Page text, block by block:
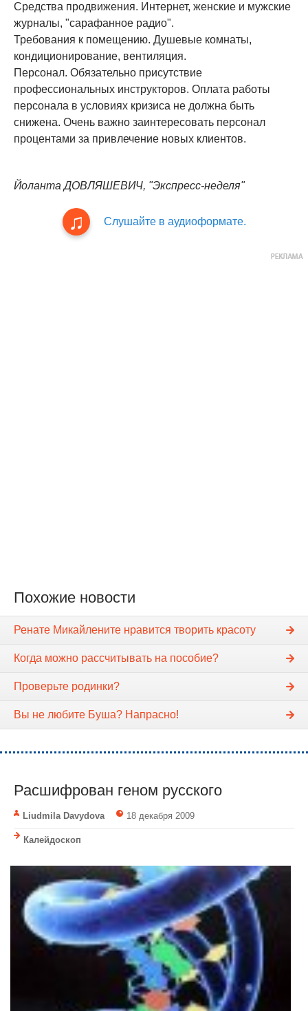
Средства продвижения. Интернет, женские и мужские
журналы, "сарафанное радио".
Требования к помещению. Душевые комнаты,
кондиционирование, вентиляция.
Персонал. Обязательно присутствие
профессиональных инструкторов. Оплата работы
персонала в условиях кризиса не должна быть
снижена. Очень важно заинтересовать персонал
процентами за привлечение новых клиентов.
Йоланта ДОВЛЯШЕВИЧ, "Экспресс-неделя"
Слушайте в аудиоформате.
Похожие новости
Ренате Микайлените нравится творить красоту
Когда можно рассчитывать на пособие?
Проверьте родинки?
Вы не любите Буша? Напрасно!
Расшифрован геном русского
Liudmila Davydova 18 декабря 2009
Калейдоскоп